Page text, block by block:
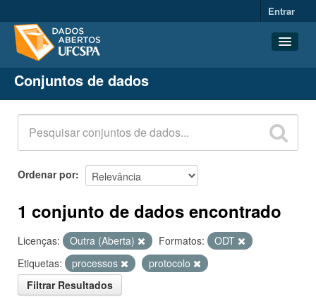
Entrar
Conjuntos de dados
Organizações
Grupos
Sobre
Conjuntos de dados
Ordenar por
1 conjunto de dados encontrado
Licenças: Outra (Aberta) Formatos:
ODT
Etiquetas:
processos
protocolo
Filtrar Resultados